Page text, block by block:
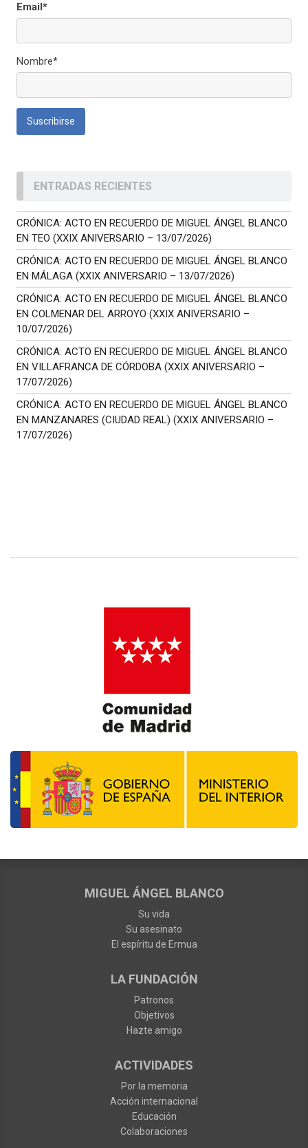
Email*
Nombre*
ENTRADAS RECIENTES
CRÓNICA: ACTO EN RECUERDO DE MIGUEL ÁNGEL BLANCO
EN TEO (XXIX ANIVERSARIO – 13/07/2026)
CRÓNICA: ACTO EN RECUERDO DE MIGUEL ÁNGEL BLANCO
EN MÁLAGA (XXIX ANIVERSARIO – 13/07/2026)
CRÓNICA: ACTO EN RECUERDO DE MIGUEL ÁNGEL BLANCO
EN COLMENAR DEL ARROYO (XXIX ANIVERSARIO –
10/07/2026)
CRÓNICA: ACTO EN RECUERDO DE MIGUEL ÁNGEL BLANCO
EN VILLAFRANCA DE CÓRDOBA (XXIX ANIVERSARIO –
17/07/2026)
CRÓNICA: ACTO EN RECUERDO DE MIGUEL ÁNGEL BLANCO
EN MANZANARES (CIUDAD REAL) (XXIX ANIVERSARIO –
17/07/2026)
MIGUEL ÁNGEL BLANCO
Su vida
Su asesinato
El espíritu de Ermua
LA FUNDACIÓN
Patronos
Objetivos
Hazte amigo
ACTIVIDADES
Por la memoria
Acción internacional
Educación
Colaboraciones